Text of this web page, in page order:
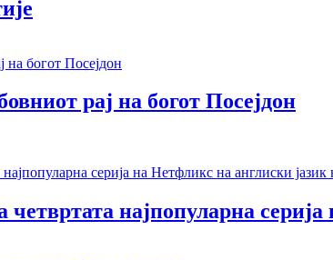
рај на богот Посејдон
четвртата најпопуларна